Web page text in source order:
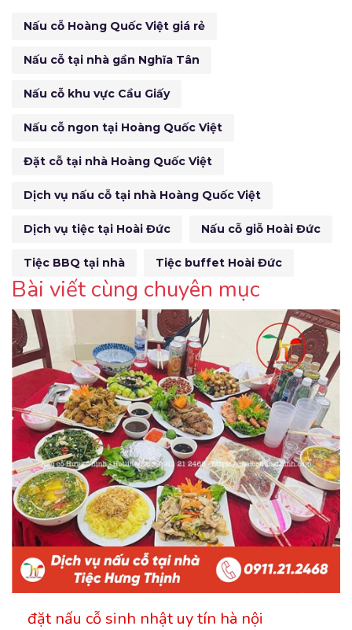
Nấu cỗ Hoàng Quốc Việt giá rẻ
Nấu cỗ tại nhà gần Nghĩa Tân
Nấu cỗ khu vực Cầu Giấy
Nấu cỗ ngon tại Hoàng Quốc Việt
Đặt cỗ tại nhà Hoàng Quốc Việt
Dịch vụ nấu cỗ tại nhà Hoàng Quốc Việt
Dịch vụ tiệc tại Hoài Đức Nấu cỗ giỗ Hoài Đức
Tiệc BBQ tại nhà Tiệc buffet Hoài Đức
Bài viết cùng chuyên mục
đặt nấu cỗ sinh nhật uy tín hà nội